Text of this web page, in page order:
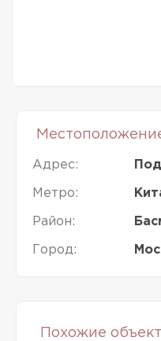
Адрес:
Метро:
Район:
Город:
Похожие